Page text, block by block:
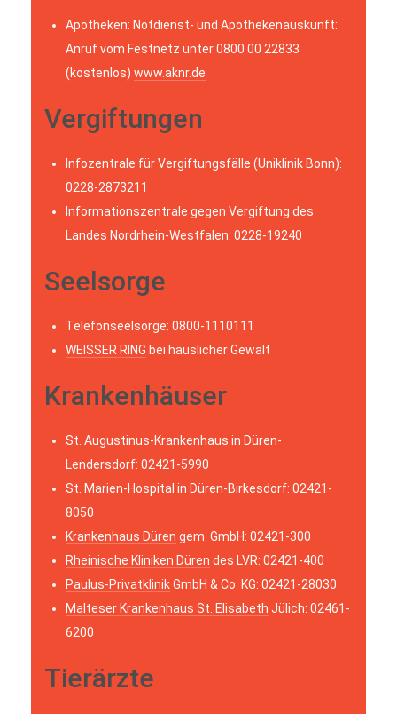
Apotheken: Notdienst- und Apothekenauskunft:
Anruf vom Festnetz unter 0800 00 22833
(kostenlos) www.aknr.de
Vergiftungen
Infozentrale für Vergiftungsfälle (Uniklinik Bonn):
0228-2873211
Informationszentrale gegen Vergiftung des
Landes Nordrhein-Westfalen: 0228-19240
Seelsorge
Telefonseelsorge: 0800-1110111
WEISSER RING bei häuslicher Gewalt
Krankenhäuser
St. Augustinus-Krankenhaus in Düren-
Lendersdorf: 02421-5990
St. Marien-Hospital in Düren-Birkesdorf: 02421-
8050
Krankenhaus Düren gem. GmbH: 02421-300
Rheinische Kliniken Düren des LVR: 02421-400
Paulus-PrivatklinikGmbH & Co. KG: 02421-28030
Malteser Krankenhaus St. Elisabeth Jülich: 02461-
6200
Tierärzte